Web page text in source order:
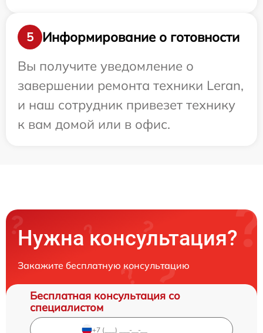
5
Информирование о готовности
Вы получите уведомление о
завершении ремонта техники Leran,
и наш сотрудник привезет технику
к вам домой или в офис.
Нужна консультация?
Закажите бесплатную консультацию
Бесплатная консультация со
специалистом